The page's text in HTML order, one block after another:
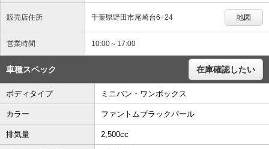
販売店住所 千葉県野田市尾崎台6−24 地図
営業時間 10:00～17:00
車種スペック 在庫確認したい
ボディタイプ ミニバン・ワンボックス
カラー ファントムブラックパール
排気量 2,500cc